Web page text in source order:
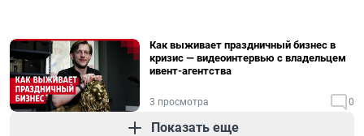
Как выживает праздничный бизнес в
кризис — видеоинтервью с владельцем
ивент-агентства
3 просмотра 0
Показать еще